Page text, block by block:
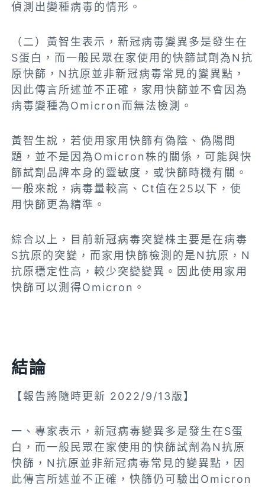
偵測出變種病毒的情形。
（二）黃智生表示，新冠病毒變異多是發生在
S蛋白，而一般民眾在家使用的快篩試劑為N抗
原快篩，N抗原並非新冠病毒常見的變異點，
因此傳言所述並不正確，家用快篩並不會因為
病毒變種為Omicron而無法檢測。
黃智生說，若使用家用快篩有偽陰、偽陽問
題，並不是因為Omicron株的關係，可能與快
篩試劑品牌本身的靈敏度，或快篩時機有關。
一般來說，病毒量較高、Ct值在25以下，使
用快篩更為精準。
綜合以上，
目前新冠病毒突變株主要是在病毒
S抗原的突變，而家用快篩檢測的是N抗原，N
抗原穩定性高，較少突變變異。因此使用家用
快篩可以測得Omicron。
結論
【報告將隨時更新 2022/9/13版】
一、專家表示，新冠病毒變異多是發生在S蛋
白，而一般民眾在家使用的快篩試劑為N抗原
快篩，N抗原並非新冠病毒常見的變異點，因
此傳言所述並不正確，快篩仍可驗出Omicron